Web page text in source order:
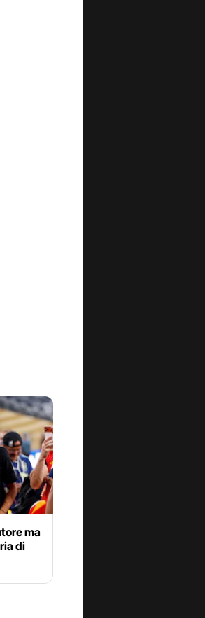
ma
di